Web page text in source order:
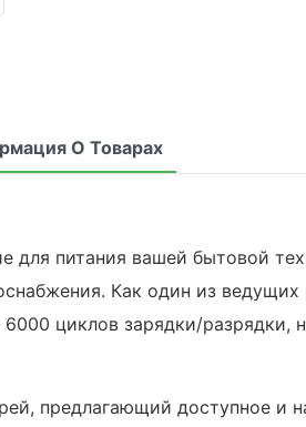
О Товарах
питания вашей бытовой
Как один из
циклов зарядки/разрядки,
предлагающий доступное и